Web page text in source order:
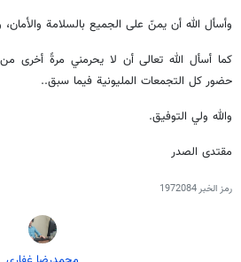
وأسأل الله أن يمنّ على الجميع بالسلامة
كما أسأل الله تعالى أن لا يحرمني مرةً أخرى
حضور كل التجمعات المليونية فيما سبق..
والله ولي التوفيق.
مقتدى الصدر
رمز الخبر1972084